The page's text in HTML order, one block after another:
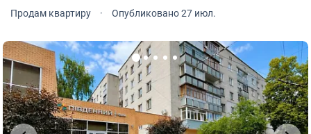
Продам квартиру · Опубликовано 27 июл.